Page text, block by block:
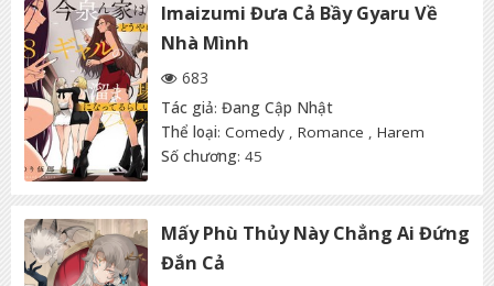
Imaizumi Đưa Cả Bầy Gyaru Về
Nhà Mình
683
Tác giả: Đang Cập Nhật
Thể loại: Comedy , Romance , Harem
Số chương: 45
Mấy Phù Thủy Này Chẳng Ai Đứng
Đắn Cả